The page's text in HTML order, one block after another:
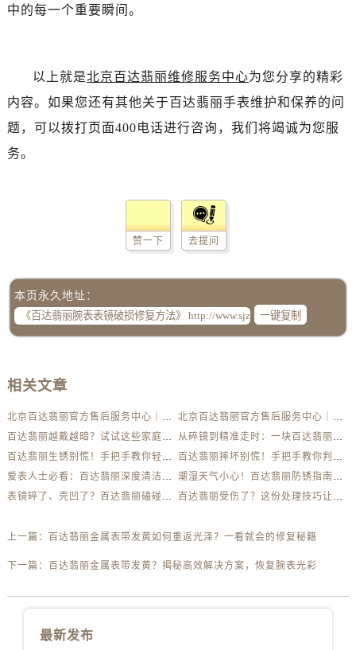
中的每一个重要瞬间。
以上就是北京百达翡丽维修服务中心为您分享的精彩
内容。如果您还有其他关于百达翡丽手表维护和保养的问
题，可以拨打页面400电话进行咨询，我们将竭诚为您服
务。
赞一下 去提问
本页永久地址：
一键复制
相关文章
上一篇： 百达翡丽金属表带发黄如何重返光泽？一看就会的修复秘籍
下一篇： 百达翡丽金属表带发黄？揭秘高效解决方案，恢复腕表光彩
最新发布